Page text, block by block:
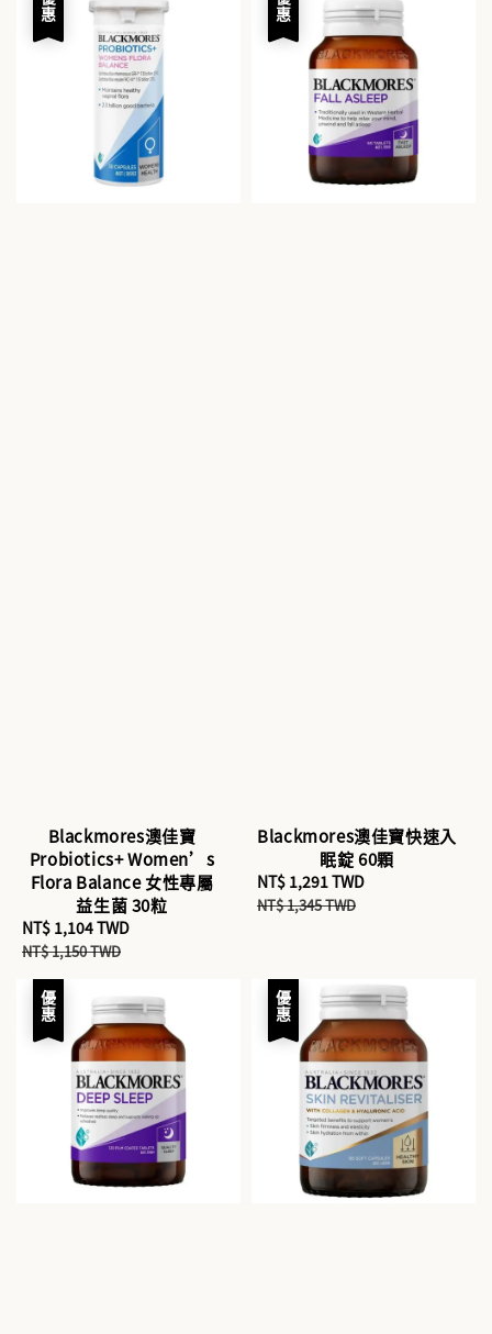
Blackmores澳佳寶
Probiotics+ Women’s
Flora Balance 女性專屬
益生菌 30粒
Sale
price
NT$ 1,104 TWD
NT$ 1,150 TWD
Blackmores澳佳寶快速入
眠錠 60顆
Sale
price
NT$ 1,291 TWD
NT$ 1,345 TWD
優惠 優惠